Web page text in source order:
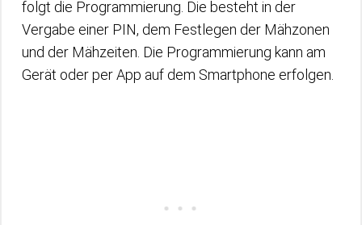
folgt die Programmierung. Die besteht in der
Vergabe einer PIN, dem Festlegen der Mähzonen
und der Mähzeiten. Die Programmierung kann am
Gerät oder per App auf dem Smartphone erfolgen.